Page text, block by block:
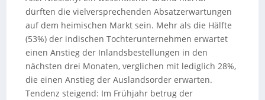
dürften die vielversprechenden Absatzerwartungen
auf dem heimischen Markt sein. Mehr als die Hälfte
(53%) der indischen Tochterunternehmen erwartet
einen Anstieg der Inlandsbestellungen in den
nächsten drei Monaten, verglichen mit lediglich 28%,
die einen Anstieg der Auslandsorder erwarten.
Tendenz steigend: Im Frühjahr betrug der